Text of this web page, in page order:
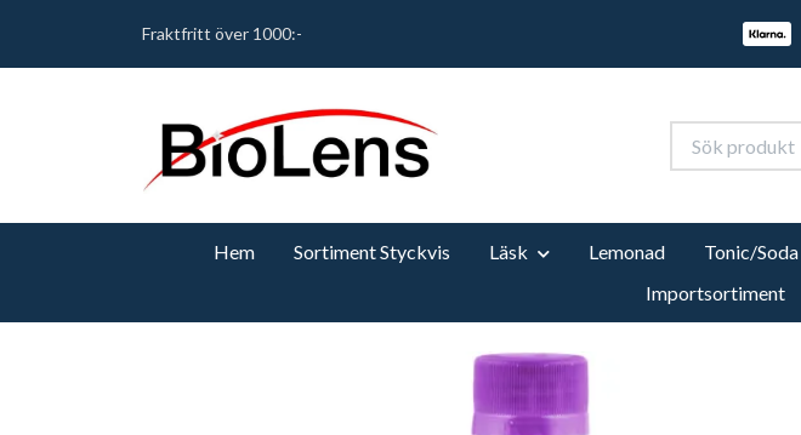
Fraktfritt över 1000:-
Hem Sortiment Styckvis Läsk Lemonad Tonic/Soda
Importsortiment